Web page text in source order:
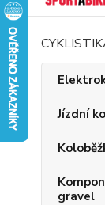
Jízdní
gravel